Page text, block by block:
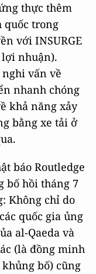
thực thêm
quốc trong
với INSURGE
nhuận).
vấn về
nhanh chóng
khả năng xảy
bằng xe tải ở
báo Routledge
bố hồi tháng 7
Không chỉ do
quốc gia ủng
al-Qaeda và
(là đồng minh
bố) cũng